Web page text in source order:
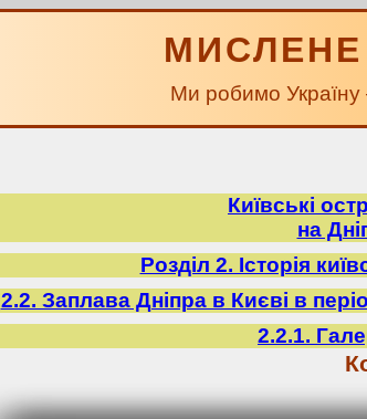
Ми робимо Україну
Київські
на
Розділ 2. Історія
2.2. Заплава Дніпра в Києві в
2.2.1.